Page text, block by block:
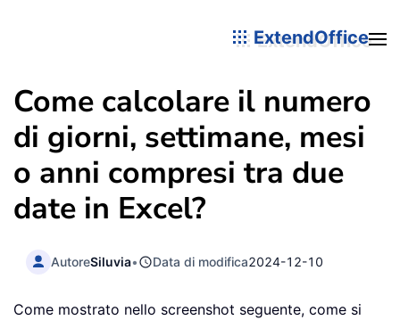
ExtendOffice
Come calcolare il numero
di giorni, settimane, mesi
o anni compresi tra due
date in Excel?
AutoreSiluvia• Data di modifica2024-12-10
Come mostrato nello screenshot seguente, come si